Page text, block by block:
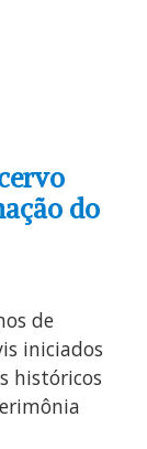
do
de
iniciados
históricos